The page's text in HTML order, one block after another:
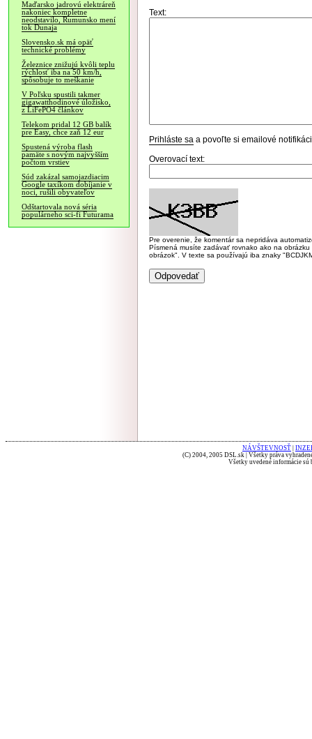
Maďarsko jadrovú elektráreň
nakoniec kompletne
neodstavilo, Rumunsko mení
tok Dunaja
Slovensko.sk má opäť
technické problémy
Železnice znižujú kvôli teplu
rýchlosť iba na 50 km/h,
spôsobuje to meškanie
V Poľsku spustili takmer
gigawatthodinové úložisko,
z LiFePO4 článkov
Telekom pridal 12 GB balík
pre Easy, chce zaň 12 eur
Spustená výroba flash
pamäte s novým najvyšším
počtom vrstiev
Súd zakázal samojazdiacim
Google taxíkom dobíjanie v
noci, rušili obyvateľov
Odštartovala nová séria
populárneho sci-fi Futurama
Text:
Prihláste sa a povoľte si emailové
Overovací text:
Pre overenie, že komentár sa nepridáva
Písmená musíte zadávať rovnako ako na
obrázok". V texte sa používajú iba znaky
NÁVŠTEVNOSŤ
(C) 2004, 2005 DSL.sk | Všetky práva
Všetky uvedené informácie sú